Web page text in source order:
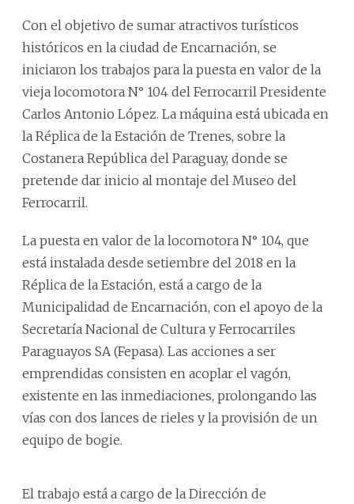
Con el objetivo de sumar atractivos turísticos
históricos en la ciudad de Encarnación, se
iniciaron los trabajos para la puesta en valor de la
vieja locomotora N° 104 del Ferrocarril Presidente
Carlos Antonio López. La máquina está ubicada en
la Réplica de la Estación de Trenes, sobre la
Costanera República del Paraguay, donde se
pretende dar inicio al montaje del Museo del
Ferrocarril.
La puesta en valor de la locomotora N° 104, que
está instalada desde setiembre del 2018 en la
Réplica de la Estación, está a cargo de la
Municipalidad de Encarnación, con el apoyo de la
Secretaría Nacional de Cultura y Ferrocarriles
Paraguayos SA (Fepasa). Las acciones a ser
emprendidas consisten en acoplar el vagón,
existente en las inmediaciones, prolongando las
vías con dos lances de rieles y la provisión de un
equipo de bogie.
El trabajo está a cargo de la Dirección de